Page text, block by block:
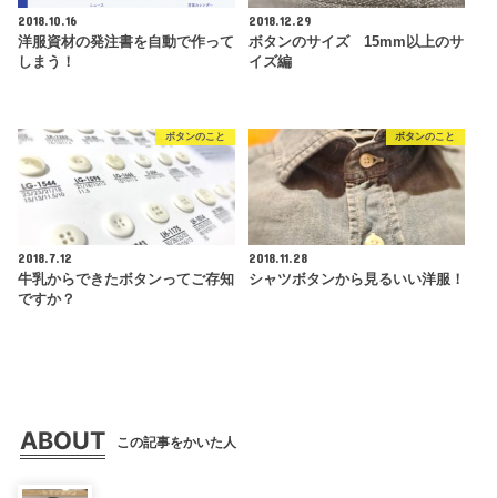
2018.10.16
洋服資材の発注書を自動で作って
しまう！
2018.12.29
ボタンのサイズ 15mm以上のサ
イズ編
ボタンのこと
2018.7.12
牛乳からできたボタンってご存知
ですか？
ボタンのこと
2018.11.28
シャツボタンから見るいい洋服！
ABOUT この記事をかいた人